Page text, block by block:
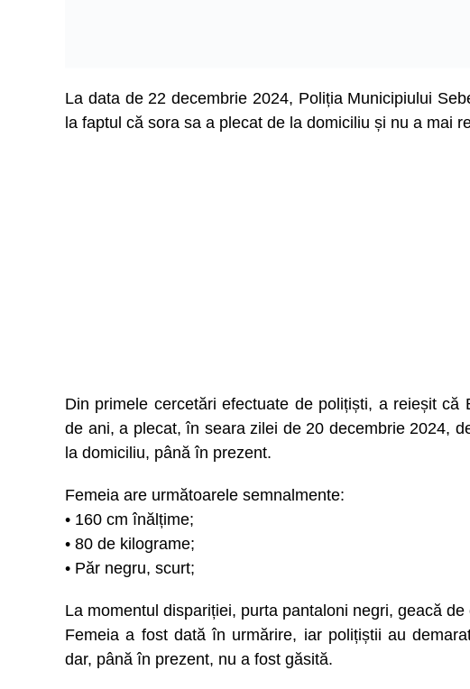
La data de 22 decembrie 2024, Poliția Municipiului
la faptul că sora sa a plecat de la domiciliu și nu a mai
Din primele cercetări efectuate de polițiști, a reieșit
de ani, a plecat, în seara zilei de 20 decembrie 2024,
la domiciliu, până în prezent.
Femeia are următoarele semnalmente:
• 160 cm înălțime;
• ⁠80 de kilograme;
• Păr negru, scurt;
La momentul dispariției, purta pantaloni negri, geacă
Femeia a fost dată în urmărire, iar polițiștii au
dar, până în prezent, nu a fost găsită.